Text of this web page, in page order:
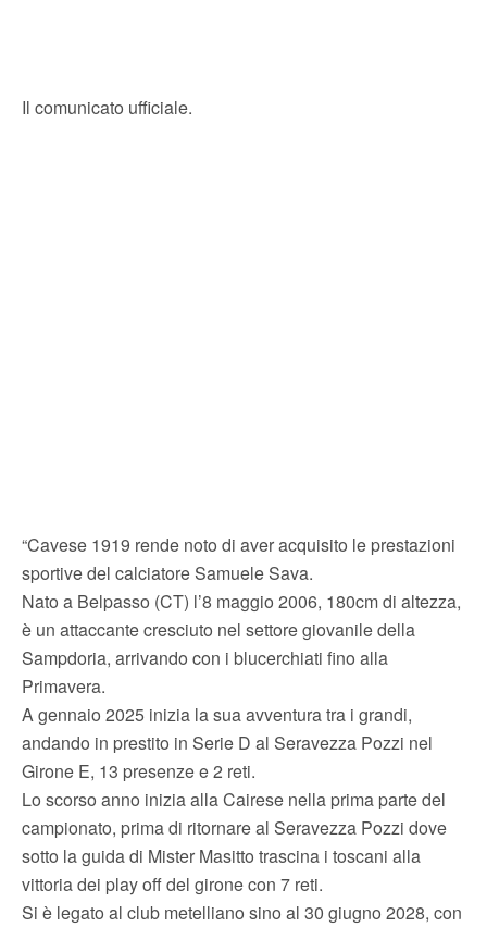
Il comunicato ufficiale.
“Cavese 1919 rende noto di aver acquisito le prestazioni
sportive del calciatore Samuele Sava.
Nato a Belpasso (CT) l’8 maggio 2006, 180cm di altezza,
è un attaccante cresciuto nel settore giovanile della
Sampdoria, arrivando con i blucerchiati fino alla
Primavera.
A gennaio 2025 inizia la sua avventura tra i grandi,
andando in prestito in Serie D al Seravezza Pozzi nel
Girone E, 13 presenze e 2 reti.
Lo scorso anno inizia alla Cairese nella prima parte del
campionato, prima di ritornare al Seravezza Pozzi dove
sotto la guida di Mister Masitto trascina i toscani alla
vittoria dei play off del girone con 7 reti.
Si è legato al club metelliano sino al 30 giugno 2028, con